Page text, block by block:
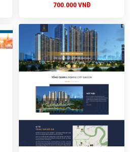
700.000VNĐ